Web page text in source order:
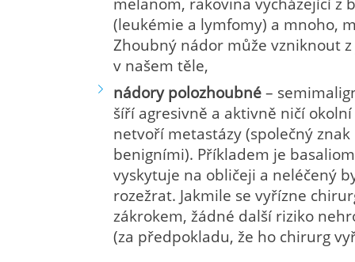
(leukémie a lymfomy) a mnoho,
Zhoubný nádor může vzniknout
v našem těle,
nádory polozhoubné–
šíří agresivně a aktivně ničí
netvoří metastázy (společný
benigními). Příkladem je
vyskytuje na obličeji a neléčený
rozežrat. Jakmile se vyřízne
zákrokem, žádné další riziko
(za předpokladu, že ho chirurg